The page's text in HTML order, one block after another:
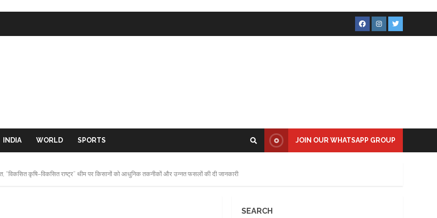
Facebook
Instagram
Twitter
INDIA WORLD SPORTS JOIN OUR WHATSAPP GROUP
“विकसित कृषि–विकसित राष्ट्र” थीम पर किसानों को आधुनिक तकनीकों और उन्नत फसलों की दी जानकारी
SEARCH